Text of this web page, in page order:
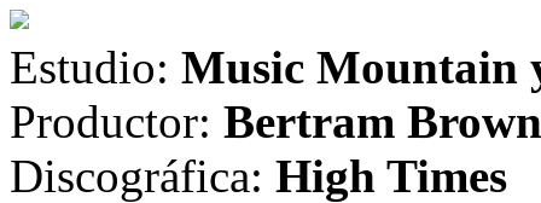
Estudio: Music Mountain
Productor: Bertram
Discográfica: High Times